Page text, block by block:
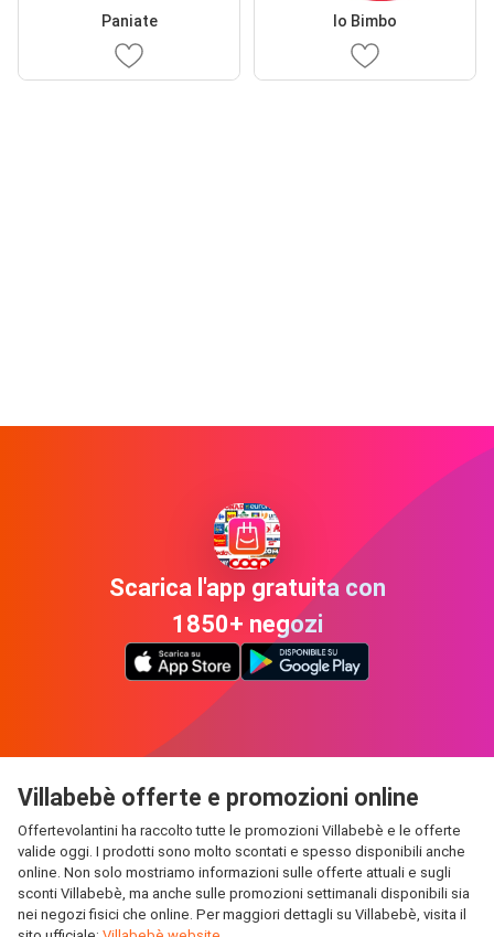
Paniate Io Bimbo
Scarica l'app gratuita con
1850+ negozi
Villabebè offerte e promozioni online
Offertevolantini ha raccolto tutte le promozioni Villabebè e le offerte
valide oggi. I prodotti sono molto scontati e spesso disponibili anche
online. Non solo mostriamo informazioni sulle offerte attuali e sugli
sconti Villabebè, ma anche sulle promozioni settimanali disponibili sia
nei negozi fisici che online. Per maggiori dettagli su Villabebè, visita il